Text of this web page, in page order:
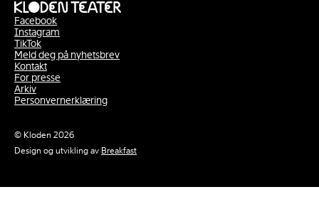
Facebook
Instagram
TikTok
Meld deg på nyhetsbrev
Kontakt
For presse
Arkiv
Personvernerklæring
© Kloden 2026
Design og utvikling av Breakfast